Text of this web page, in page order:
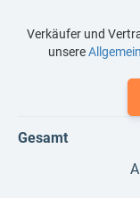
Verkäufer und
unsere
Gesamt